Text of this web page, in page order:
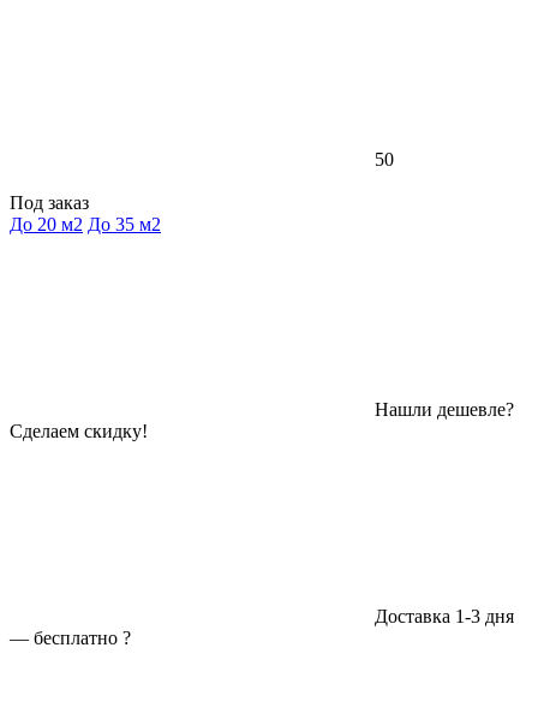
50
Под заказ
До 20 м2 До 35 м2
Нашли дешевле?
Сделаем скидку!
Доставка 1-3 дня
— бесплатно ?